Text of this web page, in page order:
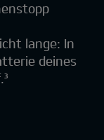
lange: In
deines